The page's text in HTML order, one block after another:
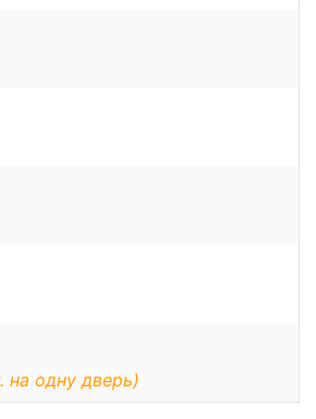
на одну дверь)